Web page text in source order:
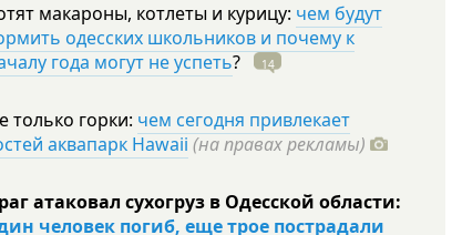
макароны, котлеты и курицу: чем будут
одесских школьников и почему к
года могут не успеть? 14
только горки: чем сегодня привлекает
аквапарк Hawaii (на правах рекламы)
атаковал сухогруз в Одесской области:
человек погиб, еще трое пострадали